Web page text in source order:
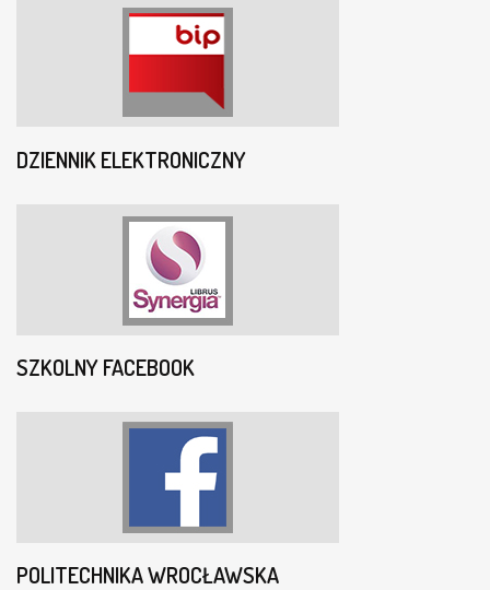
DZIENNIK ELEKTRONICZNY
SZKOLNY FACEBOOK
POLITECHNIKA WROCŁAWSKA